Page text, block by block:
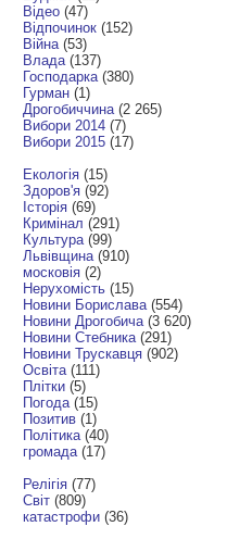
Відео (47)
Відпочинок (152)
Війна (53)
Влада (137)
Господарка (380)
Гурман (1)
Дрогобиччина (2 265)
Вибори 2014 (7)
Вибори 2015 (17)
Екологія (15)
Здоров'я (92)
Історія (69)
Кримінал (291)
Культура (99)
Львівщина (910)
московія (2)
Нерухомість (15)
Новини Борислава (554)
Новини Дрогобича (3 620)
Новини Стебника (291)
Новини Трускавця (902)
Освіта (111)
Плітки (5)
Погода (15)
Позитив (1)
Політика (40)
громада (17)
Релігія (77)
Світ (809)
катастрофи (36)